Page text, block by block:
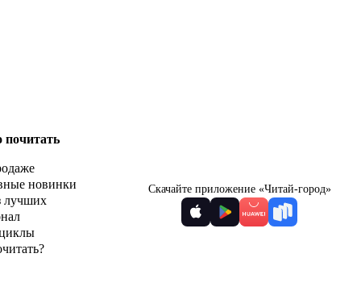
почитать
новинки
лучших
Скачайте приложение «Читай-город»